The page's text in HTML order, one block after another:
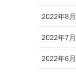
2022年8月
2022年7月
2022年6月